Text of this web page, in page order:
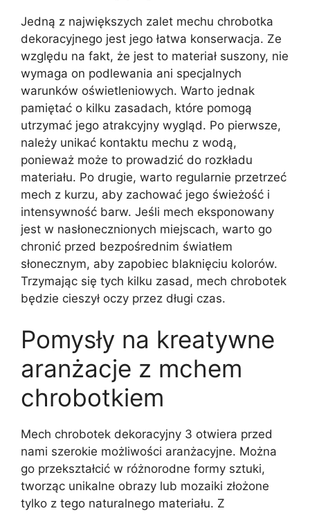
Jedną z największych zalet mechu chrobotka
dekoracyjnego jest jego łatwa konserwacja. Ze
względu na fakt, że jest to materiał suszony, nie
wymaga on podlewania ani specjalnych
warunków oświetleniowych. Warto jednak
pamiętać o kilku zasadach, które pomogą
utrzymać jego atrakcyjny wygląd. Po pierwsze,
należy unikać kontaktu mechu z wodą,
ponieważ może to prowadzić do rozkładu
materiału. Po drugie, warto regularnie przetrzeć
mech z kurzu, aby zachować jego świeżość i
intensywność barw. Jeśli mech eksponowany
jest w nasłonecznionych miejscach, warto go
chronić przed bezpośrednim światłem
słonecznym, aby zapobiec blaknięciu kolorów.
Trzymając się tych kilku zasad, mech chrobotek
będzie cieszył oczy przez długi czas.
Pomysły na kreatywne
aranżacje z mchem
chrobotkiem
Mech chrobotek dekoracyjny 3 otwiera przed
nami szerokie możliwości aranżacyjne. Można
go przekształcić w różnorodne formy sztuki,
tworząc unikalne obrazy lub mozaiki złożone
tylko z tego naturalnego materiału. Z